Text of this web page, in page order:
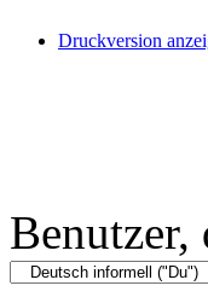
Druckversion
Benutzer,